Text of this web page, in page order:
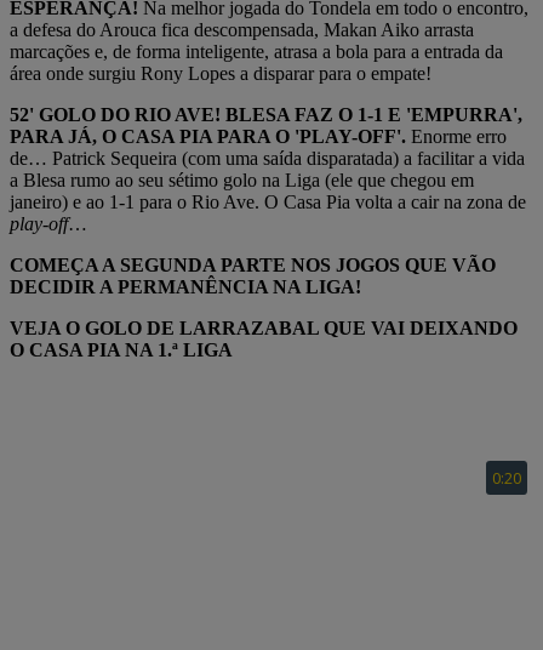
ESPERANÇA! Na melhor jogada do Tondela em todo o encontro,
a defesa do Arouca fica descompensada, Makan Aiko arrasta
marcações e, de forma inteligente, atrasa a bola para a entrada da
área onde surgiu Rony Lopes a disparar para o empate!
52' GOLO DO RIO AVE! BLESA FAZ O 1-1 E 'EMPURRA',
PARA JÁ, O CASA PIA PARA O 'PLAY-OFF'. Enorme erro
de… Patrick Sequeira (com uma saída disparatada) a facilitar a vida
a Blesa rumo ao seu sétimo golo na Liga (ele que chegou em
janeiro) e ao 1-1 para o Rio Ave. O Casa Pia volta a cair na zona de
play-off…
COMEÇA A SEGUNDA PARTE NOS JOGOS QUE VÃO
DECIDIR A PERMANÊNCIA NA LIGA!
VEJA O GOLO DE LARRAZABAL QUE VAI DEIXANDO
O CASA PIA NA 1.ª LIGA